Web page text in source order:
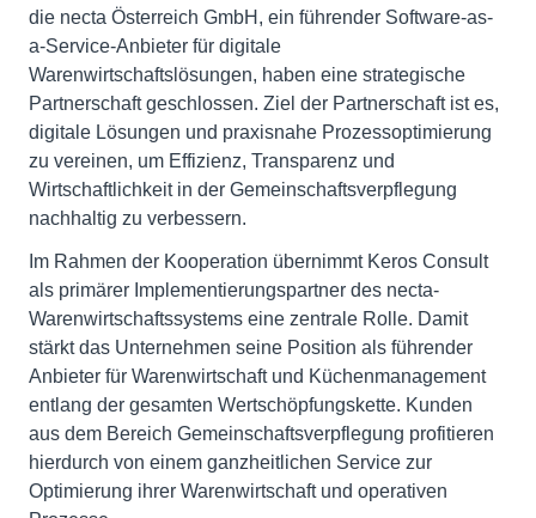
die necta Österreich GmbH, ein führender Software-as-
a-Service-Anbieter für digitale
Warenwirtschaftslösungen, haben eine strategische
Partnerschaft geschlossen. Ziel der Partnerschaft ist es,
digitale Lösungen und praxisnahe Prozessoptimierung
zu vereinen, um Effizienz, Transparenz und
Wirtschaftlichkeit in der Gemeinschaftsverpflegung
nachhaltig zu verbessern.
Im Rahmen der Kooperation übernimmt Keros Consult
als primärer Implementierungspartner des necta-
Warenwirtschaftssystems eine zentrale Rolle. Damit
stärkt das Unternehmen seine Position als führender
Anbieter für Warenwirtschaft und Küchenmanagement
entlang der gesamten Wertschöpfungskette. Kunden
aus dem Bereich Gemeinschaftsverpflegung profitieren
hierdurch von einem ganzheitlichen Service zur
Optimierung ihrer Warenwirtschaft und operativen